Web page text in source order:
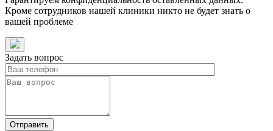
Кроме сотрудников нашей клиники никто не будет знать о
вашей проблеме
Задать вопрос
Отправить